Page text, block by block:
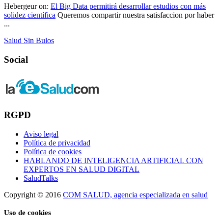
Hebergeuron: El Big Data permitirá desarrollar estudios con más
solidez científica Queremos compartir nuestra satisfaccion por haber
...
Salud Sin Bulos
Social
RGPD
Aviso legal
Política de privacidad
Política de cookies
HABLANDO DE INTELIGENCIA ARTIFICIAL CON
EXPERTOS EN SALUD DIGITAL
SaludTalks
Copyright © 2016 COM SALUD, agencia especializada en salud
Uso de cookies